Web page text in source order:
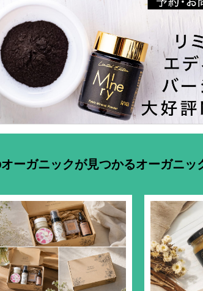
ーガニックが見つかるオーガニッ